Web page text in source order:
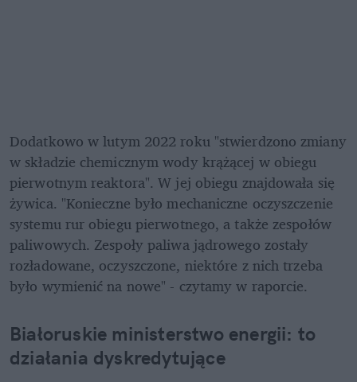
Dodatkowo w lutym 2022 roku "stwierdzono zmiany
w składzie chemicznym wody krążącej w obiegu
pierwotnym reaktora". W jej obiegu znajdowała się
żywica. "Konieczne było mechaniczne oczyszczenie
systemu rur obiegu pierwotnego, a także zespołów
paliwowych. Zespoły paliwa jądrowego zostały
rozładowane, oczyszczone, niektóre z nich trzeba
było wymienić na nowe" - czytamy w raporcie.
Białoruskie ministerstwo energii: to
działania dyskredytujące